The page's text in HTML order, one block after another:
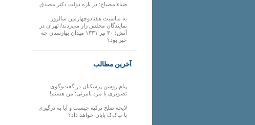
ضیاء مصباح: در باره دولت دکتر مصدق
به مناسبت هفتادوچهارمین سالروز:
نمایندگان مجلس زار می‌زدند/ تهران در
آتش؛ ۳۰ تیر ۱۳۳۱ میدان بهارستان چه
خبر بود؟
آخرین مطالب
پیام روشن پزشکیان در گفت‌و‌گوی
تصویری با مرد نامرئی: من هستم!
لایحه صلح ترکیه چیست و آیا به درگیری
با پ‌ک‌ک پایان خواهد داد؟